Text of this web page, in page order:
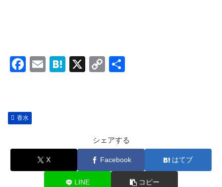
F
e
b
k
E
H
X
C
n
k
香水
シェアする
X Facebook はてブ
LINE コピー